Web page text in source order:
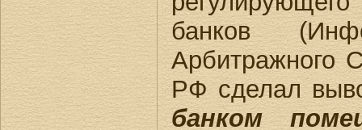
банков
РФ сделал
банком